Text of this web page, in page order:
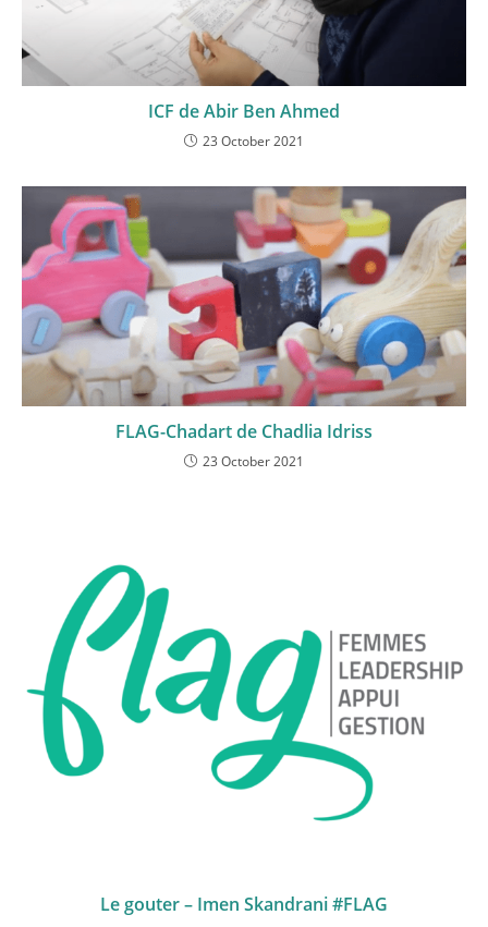
ICF de Abir Ben Ahmed
23 October 2021
FLAG-Chadart de Chadlia Idriss
23 October 2021
Le gouter – Imen Skandrani #FLAG